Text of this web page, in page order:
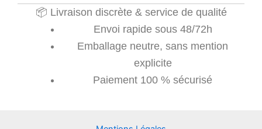
📦 Livraison discrète & service de qualité
Envoi rapide sous 48/72h
Emballage neutre, sans mention
explicite
Paiement 100 % sécurisé